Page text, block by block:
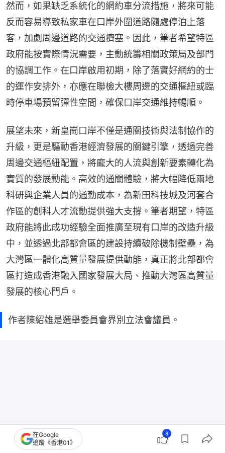
然而，如果缺乏系統化的網約車分流措施，將來可能
反而容易導致私家車在口岸外圍道路隨處停泊上落
客，加劇周邊道路的交通擠塞。因此，筆者希望特區
政府能按實際情況需要，主動統籌相關政策局及部門
的協調工作。在口岸啟用初期，除了落實好網約的士
的運作安排外，亦應在聯檢大樓周邊的交通樞紐或臨
時停車場預留彈性空間，確保口岸交通維持暢順。
展望未來，新皇崗口岸不僅是通關技術與法制協作的
升級，更是驅動香港經濟發展的關鍵引擎，透過完善
周邊交通樞紐配置，將龐大的人流與創新要素轉化為
實質的發展動能。高效的通關體驗，將大幅降低兩地
科研與企業人員的通勤成本，為新田科技城及河套合
作區的創科人才流動提供強大支撐。筆者期望，特區
政府能將此成功經驗全面推廣至現有口岸的改造升級
中，並透過北部都會區的建設持續破除機制壁壘，為
大灣區一體化高質量發展提供動能，真正將北部都會
區打造成香港融入國家發展大局、推動大灣區高質量
發展的核心門戶。
作者陳紹雄是選舉委員會界別立法會議員。
在Google
追蹤《香港01》
8